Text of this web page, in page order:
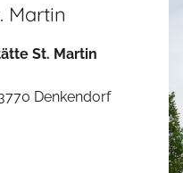
Martin
St. Martin
Denkendorf